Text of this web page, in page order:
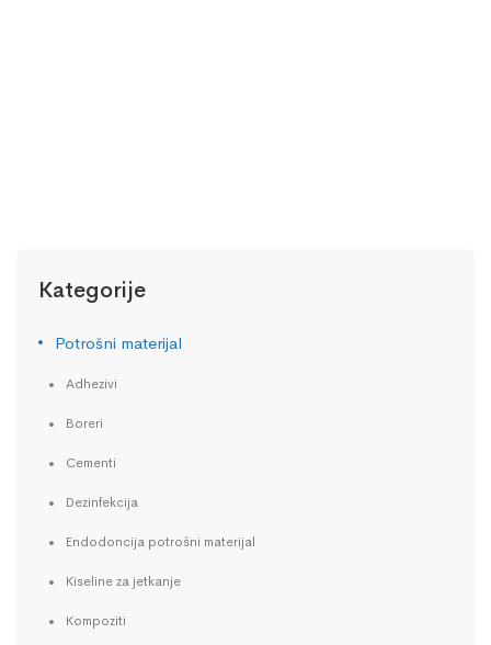
Kategorije
Potrošni materijal
Adhezivi
Boreri
Cementi
Dezinfekcija
Endodoncija potrošni materijal
Kiseline za jetkanje
Kompoziti